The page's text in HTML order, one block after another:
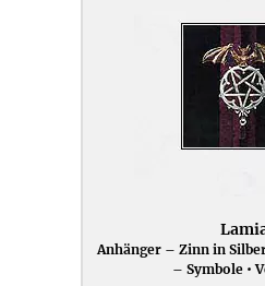
Anhänger – Zinn in
– Symbole •